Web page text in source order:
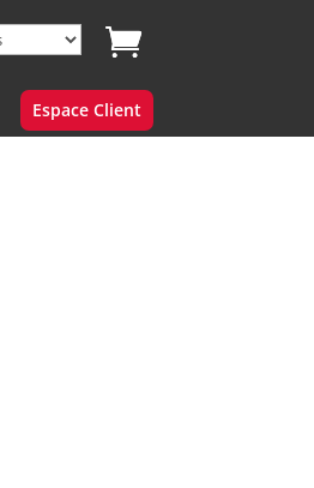
Espace Client